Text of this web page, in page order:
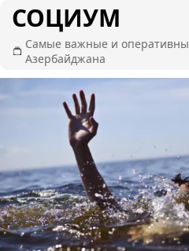
СОЦИУМ
Самые важные и
Азербайджана